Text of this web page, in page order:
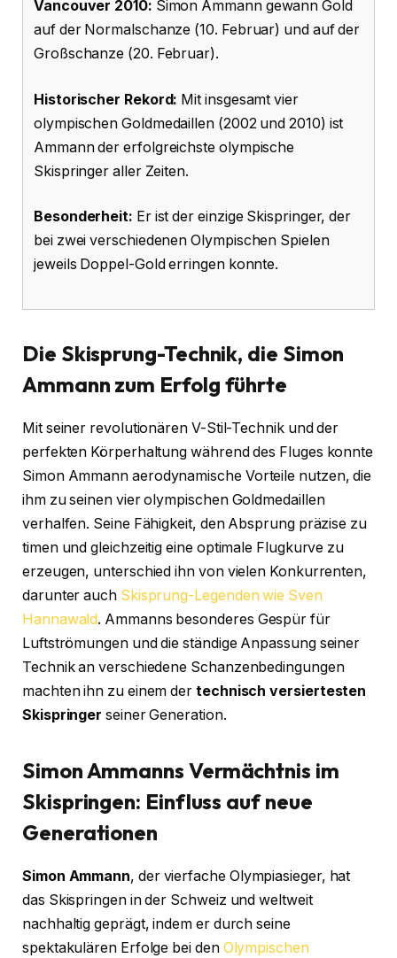
Vancouver 2010: Simon Ammann gewann Gold
auf der Normalschanze (10. Februar) und auf der
Großschanze (20. Februar).
Historischer Rekord: Mit insgesamt vier
olympischen Goldmedaillen (2002 und 2010) ist
Ammann der erfolgreichste olympische
Skispringer aller Zeiten.
Besonderheit: Er ist der einzige Skispringer, der
bei zwei verschiedenen Olympischen Spielen
jeweils Doppel-Gold erringen konnte.
Die Skisprung-Technik, die Simon
Ammann zum Erfolg führte
Mit seiner revolutionären V-Stil-Technik und der
perfekten Körperhaltung während des Fluges konnte
Simon Ammann aerodynamische Vorteile nutzen, die
ihm zu seinen vier olympischen Goldmedaillen
verhalfen. Seine Fähigkeit, den Absprung präzise zu
timen und gleichzeitig eine optimale Flugkurve zu
erzeugen, unterschied ihn von vielen Konkurrenten,
darunter auch Skisprung-Legenden wie Sven
Hannawald. Ammanns besonderes Gespür für
Luftströmungen und die ständige Anpassung seiner
Technik an verschiedene Schanzenbedingungen
machten ihn zu einem dertechnisch versiertesten
Skispringer seiner Generation.
Simon Ammanns Vermächtnis im
Skispringen: Einfluss auf neue
Generationen
Simon Ammann, der vierfache Olympiasieger, hat
das Skispringen in der Schweiz und weltweit
nachhaltig geprägt, indem er durch seine
spektakulären Erfolge bei den Olympischen